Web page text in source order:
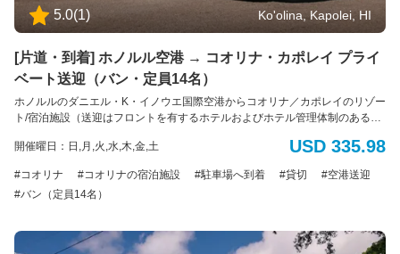
5.0(1) Ko'olina, Kapolei, HI
[片道・到着] ホノルル空港 → コオリナ・カポレイ プライ
ベート送迎（バン・定員14名）
ホノルルのダニエル・K・イノウエ国際空港からコオリナ／カポレイのリゾー
ト/宿泊施設（送迎はフロントを有するホテルおよびホテル管理体制のあるコ
定員： 最大14名様（標準サイズの荷物14個まで） *追加のバッグ、大型の
リカの障害者法に基づく配慮）：車椅子のアシスタントが利用可能です。障
害による特別な配慮が必要な場合は、予約時に具体的な要件をお知らせくだ
ス提供日時の最低7日前までに行う必要があります。障害のある旅行者のニー
ズに対応するため努めてまいります。 電動車椅子やスクーターの場合：車椅
開催曜日：日,月,火,水,木,金,土 USD 335.98
コオリナ コオリナの宿泊施設 駐車場へ到着 貸切
空港送迎
バン（定員14名）